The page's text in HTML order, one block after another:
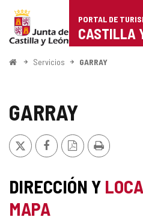
Portal
de
Turismo
Castilla
León
PORTAL DE
CASTILLA
InicioServicios GARRAY
GARRAY
X FacebookVersión
PDF
Imprimir
DIRECCIÓN Y
MAPA